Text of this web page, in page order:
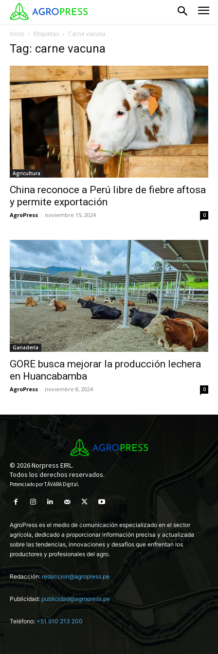
Inicio Etiquetas Carne vacuna
Tag: carne vacuna
Agricultura
China reconoce a Perú libre de fiebre aftosa
y permite exportación
AgroPress - noviembre 15, 2024 0
Ganadería
GORE busca mejorar la producción lechera
en Huancabamba
AgroPress - noviembre 8, 2024 0
© 2026 Norpress EIRL.
Todos los derechos reservados.
Potenciado porTÁVARA Digital.
AgroPress es el medio de comunicación especializado en el sector
agrícola, dedicado a proporcionar información precisa y actualizada
sobre las tendencias, innovaciones y desafíos que enfrentan los
productores y profesionales del agro.
Redacción:redaccion@agropress.pe
Publicidad: publicidad@agropress.pe
Teléfono: +51 910 213 200